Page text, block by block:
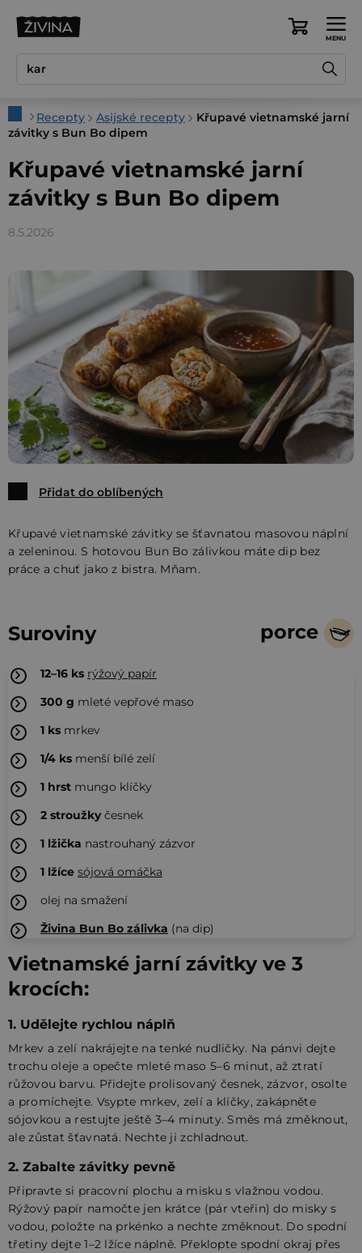
Nákupní
DomůRecepty Asijské recepty
Křupavé vietnamské jarní
závitky s Bun Bo dipem
Křupavé vietnamské jarní
závitky s Bun Bo dipem
8.5.2026
Přidat do oblíbených
Křupavé vietnamské závitky se šťavnatou masovou náplní
a zeleninou. S hotovou Bun Bo zálivkou máte dip bez
práce a chuť jako z bistra. Mňam.
Suroviny porce
12–16 ks rýžový papír
300 g mleté vepřové maso
1 ks mrkev
1/4 ks menší bílé zelí
1 hrst mungo klíčky
2 stroužkyčesnek
1 lžička nastrouhaný zázvor
1 lžíce sójová omáčka
olej na smažení
Živina Bun Bo zálivka (na dip)
Vietnamské jarní závitky ve 3
krocích:
1. Udělejte rychlou náplň
Mrkev a zelí nakrájejte na tenké nudličky. Na pánvi dejte
trochu oleje a opečte mleté maso 5–6 minut, až ztratí
růžovou barvu. Přidejte prolisovaný česnek, zázvor, osolte
a promíchejte. Vsypte mrkev, zelí a klíčky, zakápněte
sójovkou a restujte ještě 3–4 minuty. Směs má změknout,
ale zůstat šťavnatá. Nechte ji zchladnout.
2. Zabalte závitky pevně
Připravte si pracovní plochu a misku s vlažnou vodou.
Rýžový papír namočte jen krátce (pár vteřin) do misky s
vodou, položte na prkénko a nechte změknout. Do spodní
třetiny dejte 1–2 lžíce náplně. Překlopte spodní okraj přes